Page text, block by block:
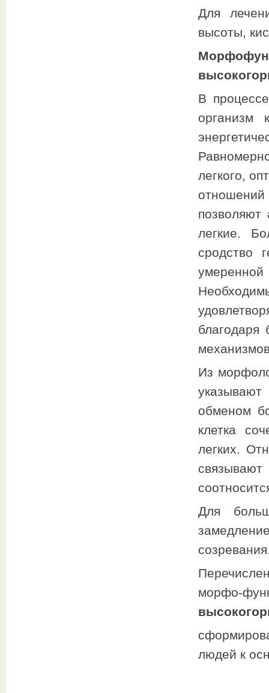
Для
высоты,
В
организм
легкого,
позволяют
легкие.
сродство
благодаря
Из
обменом
клетка
легких.
Для
морфо-
людей к